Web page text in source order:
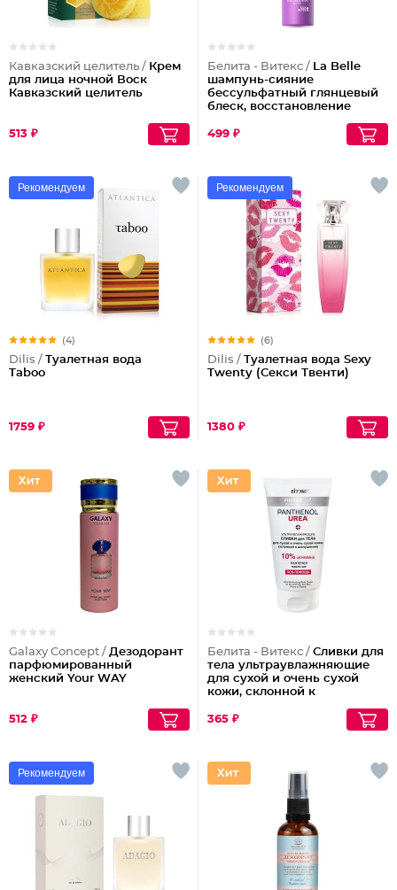
Кавказский целитель / Крем
для лица ночной Воск
Кавказский целитель
513 ₽
Белита - Витекс / La Belle
шампунь-сияние
бессульфатный глянцевый
блеск, восстановление
499 ₽
Рекомендуем
(4)
Dilis / Туалетная вода
Taboo
1759 ₽
Рекомендуем
(6)
Dilis / Туалетная вода Sexy
Twenty (Секси Твенти)
1380 ₽
Galaxy Concept / Дезодорант
парфюмированный
женский Your WAY
512 ₽
Белита - Витекс / Сливки для
тела ультраувлажняющие
для сухой и очень сухой
кожи, склонной к
Panthenol Urea
365 ₽
Рекомендуем